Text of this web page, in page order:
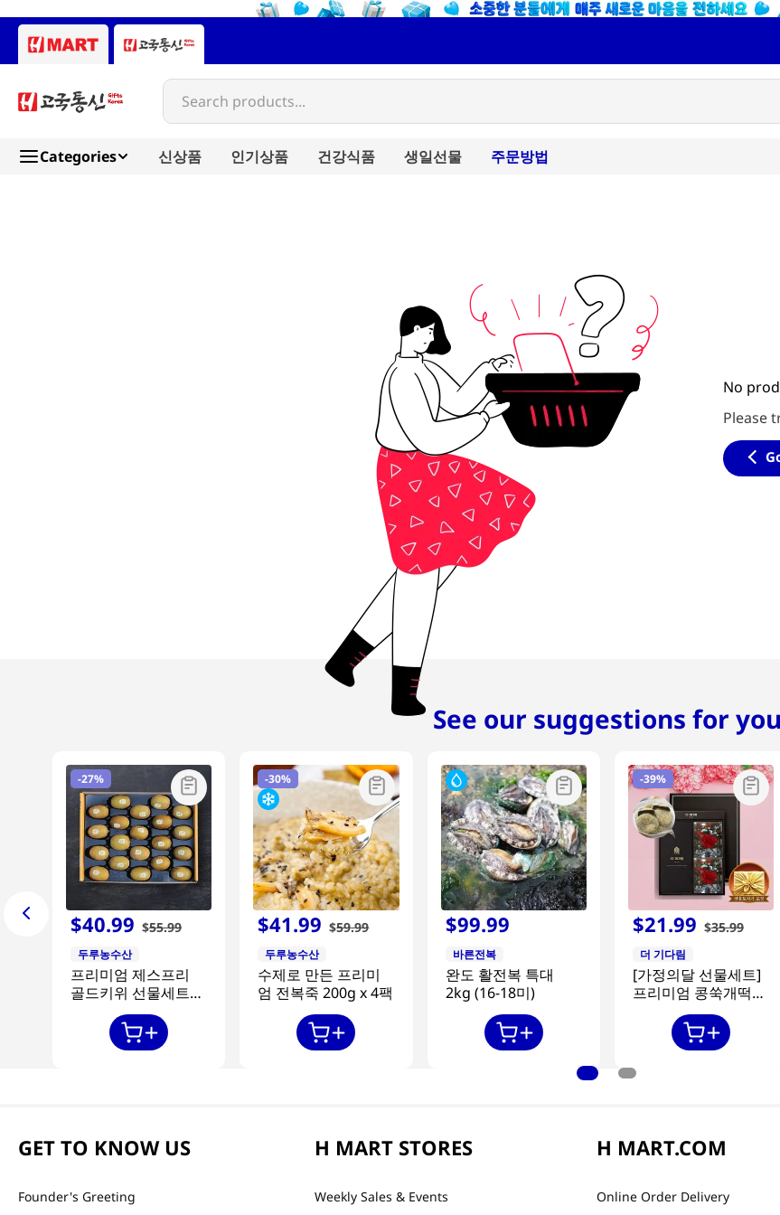
Search products...
Categories 신상품 인기상품 건강식품 생일선물 주문방법
No
Please
See our suggestions for you
-27%
$40.99 $55.99
두루농수산
프리미엄 제스프리
골드키위 선물세트
-30%
$41.99 $59.99
두루농수산
수제로 만든 프리미
엄 전복죽 200g x 4팩
$99.99
바른전복
완도 활전복 특대
2kg (16-18미)
-39%
$21.99 $35.99
더 기다림
[가정의달 선물세트]
프리미엄 콩쑥개떡
840g + 카네이션 2개
GET TO KNOW US
Founder's Greeting
H MART STORES
Weekly Sales & Events
H MART.COM
Online Order Delivery